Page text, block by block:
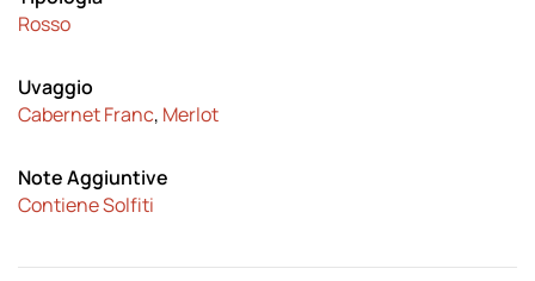
Rosso
Uvaggio
Cabernet Franc, Merlot
Note Aggiuntive
Contiene Solfiti